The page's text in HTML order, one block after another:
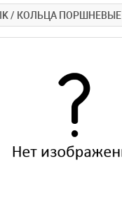
/ КОЛЬЦА ПОРШНЕВЫЕ